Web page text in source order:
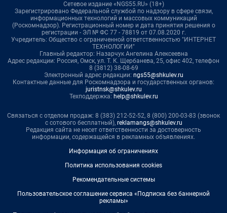
Сетевое издание «NGS55.RU» (18+)
Зарегистрировано Федеральной службой по надзору в сфере связи,
информационных технологий и массовых коммуникаций
(Роскомнадзор). Регистрационный номер и дата принятия решения о
регистрации - ЭЛ № ФС 77 - 78819 от 07.08.2020 г.
Учредитель: Общество с ограниченной ответственностью "ИНТЕРНЕТ
ТЕХНОЛОГИИ"
Главный редактор: Назарчук Ангелина Алексеевна
Адрес редакции: Россия, Омск, ул. Т. К. Щербанева, 25, офис 402, телефон
8 (3812) 38-08-69
Электронный адрес редакции: ngs55@shkulev.ru
Контактные данные для Роскомнадзора и государственных органов:
juristnsk@shkulev.ru
Техподдержка: help@shkulev.ru
Связаться с отделом продаж: 8 (383) 212-52-52, 8 (800) 200-03-83 (звонок
с сотового бесплатный), reklamangs@shkulev.ru
Редакция сайта не несет ответственности за достоверность
информации, содержащейся в рекламных объявлениях.
Информация об ограничениях
Политика использования cookies
Рекомендательные системы
Пользовательское соглашение сервиса «Подписка без баннерной
рекламы»